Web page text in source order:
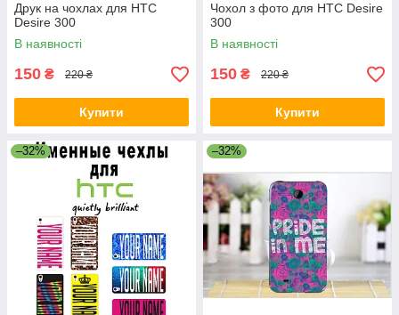
Друк на чохлах для HTC
Desire 300
В наявності
150 ₴ 220 ₴
Купити
Чохол з фото для HTC Desire
300
В наявності
150 ₴ 220 ₴
Купити
–32% –32%